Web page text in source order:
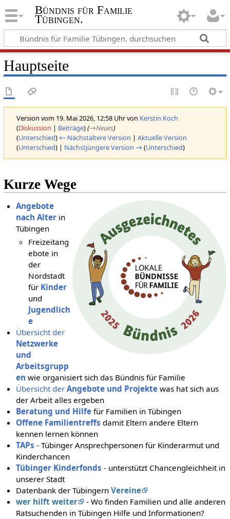
Bündnis für Familie
Tübingen.
Hauptseite
Version vom 19. Mai 2026, 12:58 Uhr von Kerstin Koch
(Diskussion | Beiträge)(→‎Neues)
(Unterschied) ← Nächstältere Version | Aktuelle Version
(Unterschied) | Nächstjüngere Version → (Unterschied)
Kurze Wege
Angebote
nach Alter in
Tübingen
Freizeitang
ebote in
der
Nordstadt
für Kinder
und
Jugendlich
e
Übersicht der
Netzwerke
und
Arbeitsgrupp
en wie organisiert sich das Bündnis für Familie
Übersicht derAngebote und Projekte was hat sich aus
der Arbeit alles ergeben
Beratung und Hilfe für Familien in Tübingen
Offene Familientreffs damit Eltern andere Eltern
kennen lernen können
TAPs - Tübinger Ansprechpersonen für Kinderarmut und
Kinderchancen
Tübinger Kinderfonds - unterstützt Chancengleichheit in
unserer Stadt
Datenbank der TübingernVereine
wer hilft weiter
- Wo finden Familien und alle anderen
Ratsuchenden in Tübingen Hilfe und Informationen?